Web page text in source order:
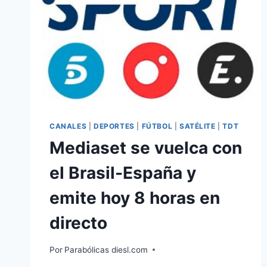
CANALES DEPORTES FÚTBOL SATÉLITE |TDT
Mediaset se vuelca con
el Brasil-España y
emite hoy 8 horas en
directo
Por Parabólicas diesl.com